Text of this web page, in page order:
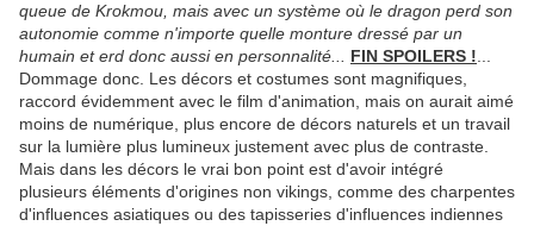
queue de Krokmou, mais avec un système où le dragon perd son
autonomie comme n'importe quelle monture dressé par un
humain et erd donc aussi en personnalité...
FIN SPOILERS !
Dommage donc. Les décors et costumes sont magnifiques,
raccord évidemment avec le film d'animation, mais on aurait aimé
moins de numérique, plus encore de décors naturels et un travail
sur la lumière plus lumineux justement avec plus de contraste.
Mais dans les décors le vrai bon point est d'avoir intégré
plusieurs éléments d'origines non vikings, comme des charpentes
d'influences asiatiques ou des tapisseries d'influences indiennes